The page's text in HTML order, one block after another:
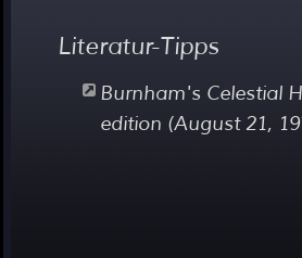
Literatur-Tipps
Burnham's Celestial
edition (August 21,